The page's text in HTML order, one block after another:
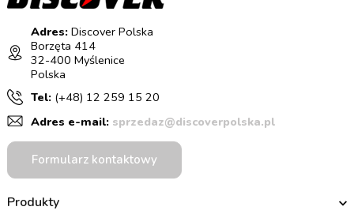
Adres:Discover Polska
Borzęta 414
32-400 Myślenice
Polska
Tel: (+48) 12 259 15 20
Adres e-mail: sprzedaz@discoverpolska.pl
Formularz kontaktowy
Produkty